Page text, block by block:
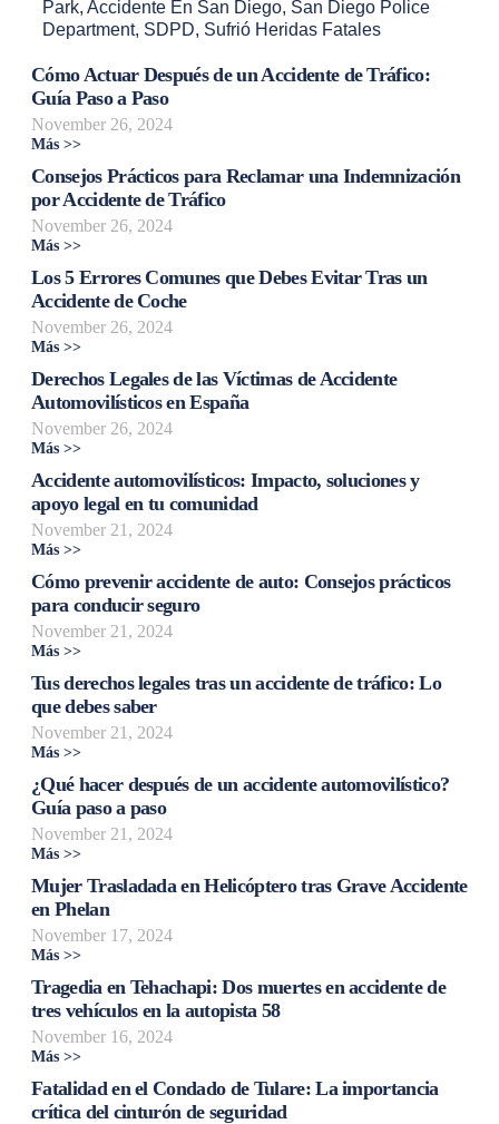
Park, Accidente En San Diego, San Diego Police
Department, SDPD, Sufrió Heridas Fatales
Cómo Actuar Después de un Accidente de Tráfico:
Guía Paso a Paso
November 26, 2024
Más >>
Consejos Prácticos para Reclamar una Indemnización
por Accidente de Tráfico
November 26, 2024
Más >>
Los 5 Errores Comunes que Debes Evitar Tras un
Accidente de Coche
November 26, 2024
Más >>
Derechos Legales de las Víctimas de Accidente
Automovilísticos en España
November 26, 2024
Más >>
Accidente automovilísticos: Impacto, soluciones y
apoyo legal en tu comunidad
November 21, 2024
Más >>
Cómo prevenir accidente de auto: Consejos prácticos
para conducir seguro
November 21, 2024
Más >>
Tus derechos legales tras un accidente de tráfico: Lo
que debes saber
November 21, 2024
Más >>
¿Qué hacer después de un accidente automovilístico?
Guía paso a paso
November 21, 2024
Más >>
Mujer Trasladada en Helicóptero tras Grave Accidente
en Phelan
November 17, 2024
Más >>
Tragedia en Tehachapi: Dos muertes en accidente de
tres vehículos en la autopista 58
November 16, 2024
Más >>
Fatalidad en el Condado de Tulare: La importancia
crítica del cinturón de seguridad